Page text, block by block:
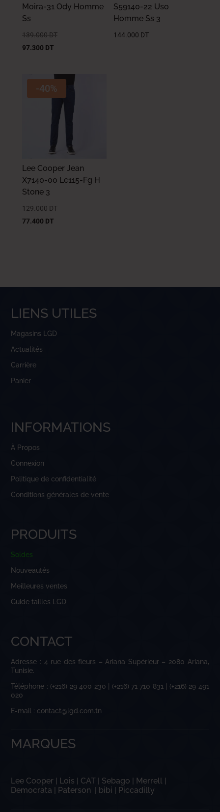
Moira-31 Ody Homme
Ss
139.000 DT
97.300 DT
S59140-22 Uso
Homme Ss 3
144.000 DT
-40%
Lee Cooper Jean
X7140-00 Lc115-Fg H
Stone 3
129.000 DT
77.400 DT
LIENS UTILES
Magasins LGD
Actualités
Carrière
Panier
INFORMATIONS
À Propos
Connexion
Politique de confidentialité
Conditions générales de vente
PRODUITS
Soldes
Nouveautés
Meilleures ventes
Guide tailles LGD
CONTACT
Adresse : 4 rue des fleurs – Ariana Supérieur – 2080 Ariana,
Tunisie.
Téléphone : (+216) 29 400 230 | (+216) 71 710 831 | (+216) 29 491
020
E-mail : contact@lgd.com.tn
MARQUES
Lee Cooper Lois CAT Sebago Merrell
Democrata
Paterson bibi Piccadilly